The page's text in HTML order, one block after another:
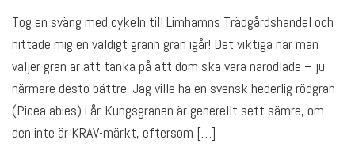
Tog en sväng med cykeln till Limhamns Trädgårdshandel och
hittade mig en väldigt grann gran igår! Det viktiga när man
väljer gran är att tänka på att dom ska vara närodlade – ju
närmare desto bättre. Jag ville ha en svensk hederlig rödgran
(Picea abies) i år. Kungsgranen är generellt sett sämre, om
den inte är KRAV-märkt, eftersom […]